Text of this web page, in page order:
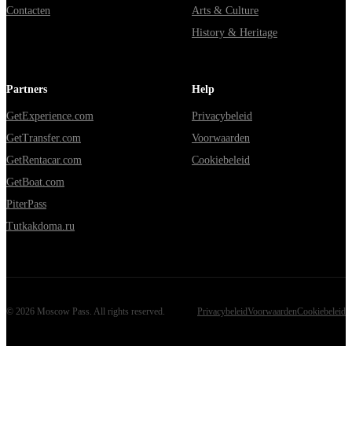
Contacten
Arts & Culture
History & Heritage
Partners
GetExperience.com
GetTransfer.com
GetRentacar.com
GetBoat.com
PiterPass
Tutkakdoma.ru
Help
Privacybeleid
Voorwaarden
Cookiebeleid
© 2026 Moscow Pass . All rights reserved. PrivacybeleidVoorwaardenCookiebeleid